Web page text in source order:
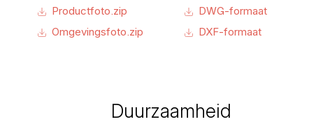
Productfoto.zip
Omgevingsfoto.zip
DWG-formaat
DXF-formaat
Duurzaamheid